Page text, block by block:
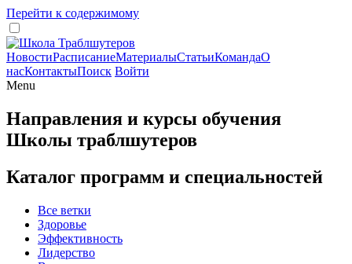
Перейти к содержимому
НовостиРасписаниеМатериалыСтатьиКомандаО
насКонтактыПоиск Войти
Menu
Направления и курсы обучения
Школы траблшутеров
Каталог программ и специальностей
Все ветки
Здоровье
Эффективность
Лидерство